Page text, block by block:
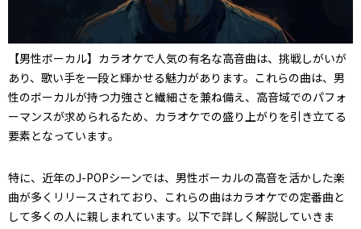
【男性ボーカル】カラオケで人気の有名な高音曲は、挑戦しがいが
あり、歌い手を一段と輝かせる魅力があります。これらの曲は、男
性のボーカルが持つ力強さと繊細さを兼ね備え、高音域でのパフォ
ーマンスが求められるため、カラオケでの盛り上がりを引き立てる
要素となっています。
特に、近年のJ-POPシーンでは、男性ボーカルの高音を活かした楽
曲が多くリリースされており、これらの曲はカラオケでの定番曲と
して多くの人に親しまれています。以下で詳しく解説していきま